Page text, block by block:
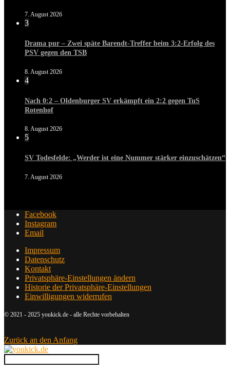
7. August 2026
3
Drama pur – Zwei späte Barendt-Treffer beim 3:2-Erfolg des
PSV gegen den TSB
8. August 2026
4
Nach 0:2 – Oldenburger SV erkämpft ein 2:2 gegen TuS
Rotenhof
8. August 2026
5
SV Todesfelde: „Werder ist eine Nummer stärker einzuschätzen“
7. August 2026
Facebook
Instagram
Email
Impressum
Datenschutz
Kontakt
Privatsphäre-Einstellungen ändern
Historie der Privatsphäre-Einstellungen
Einwilligungen widerrufen
© 2021 - 2025 youkick.de - alle Rechte vorbehalten
Zurück an den Anfang